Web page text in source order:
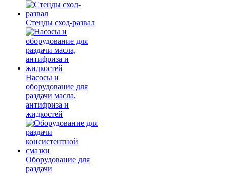
Стенды сход-развал
Насосы и
оборудование для
раздачи масла,
антифриза и
жидкостей
Оборудование для
раздачи